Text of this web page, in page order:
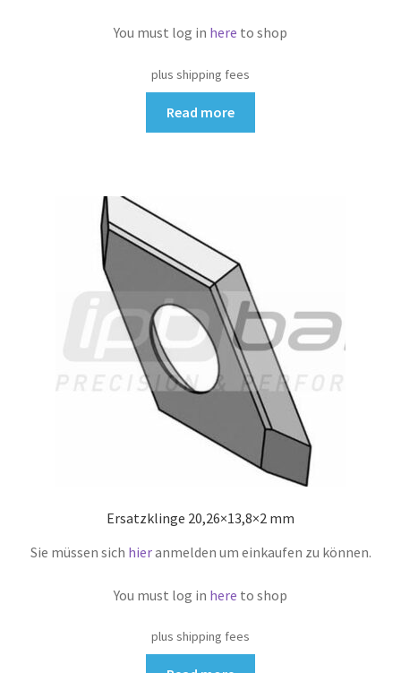
You must log in here to shop
plus shipping fees
Read more
Ersatzklinge 20,26×13,8×2 mm
Sie müssen sich hieranmelden um einkaufen zu können.
You must log in here to shop
plus shipping fees